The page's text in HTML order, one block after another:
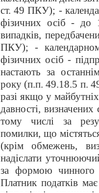
ст. 49 ПКУ); -
фізичних осіб - до
випадків,
ПКУ); -
фізичних осіб -
настають за
року (п.п. 49.18.5 п.
разі якщо у
давності,
тому числі за
помилки, що
(крім обмежень,
надіслати
за формою чинного
Платник податків